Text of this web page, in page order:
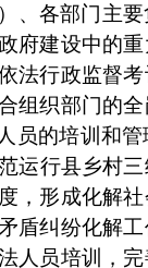
、各部门主
府建设中的
法行政监督
组织部门的
员的培训和
运行县乡村
，形成化解
盾纠纷化解工
人员培训，